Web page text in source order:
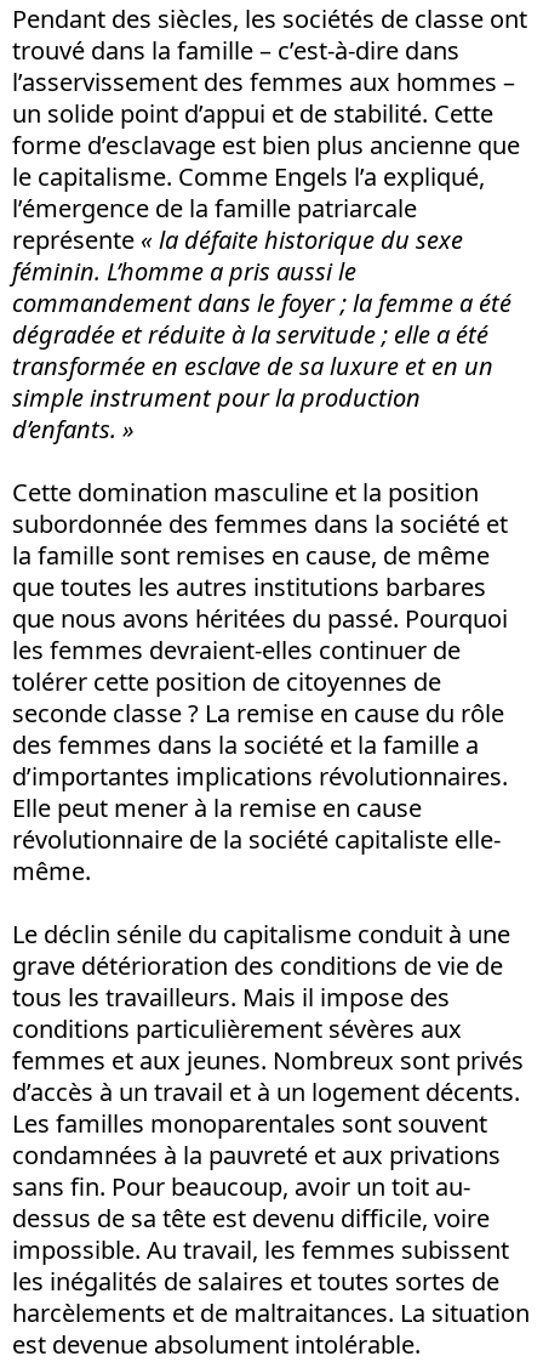
Pendant des siècles, les sociétés de classe ont
trouvé dans la famille – c’est-à-dire dans
l’asservissement des femmes aux hommes –
un solide point d’appui et de stabilité. Cette
forme d’esclavage est bien plus ancienne que
le capitalisme. Comme Engels l’a expliqué,
l’émergence de la famille patriarcale
représente « la défaite historique du sexe
féminin. L’homme a pris aussi le
commandement dans le foyer ; la femme a été
dégradée et réduite à la servitude ; elle a été
transformée en esclave de sa luxure et en un
simple instrument pour la production
d’enfants. »
Cette domination masculine et la position
subordonnée des femmes dans la société et
la famille sont remises en cause, de même
que toutes les autres institutions barbares
que nous avons héritées du passé. Pourquoi
les femmes devraient-elles continuer de
tolérer cette position de citoyennes de
seconde classe ? La remise en cause du rôle
des femmes dans la société et la famille a
d’importantes implications révolutionnaires.
Elle peut mener à la remise en cause
révolutionnaire de la société capitaliste elle-
même.
Le déclin sénile du capitalisme conduit à une
grave détérioration des conditions de vie de
tous les travailleurs. Mais il impose des
conditions particulièrement sévères aux
femmes et aux jeunes. Nombreux sont privés
d’accès à un travail et à un logement décents.
Les familles monoparentales sont souvent
condamnées à la pauvreté et aux privations
sans fin. Pour beaucoup, avoir un toit au-
dessus de sa tête est devenu difficile, voire
impossible. Au travail, les femmes subissent
les inégalités de salaires et toutes sortes de
harcèlements et de maltraitances. La situation
est devenue absolument intolérable.